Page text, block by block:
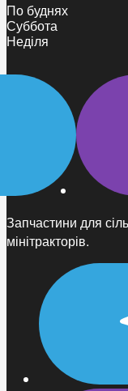
Запчастини для
мінітракторів.
По буднях
Суббота
Неділя